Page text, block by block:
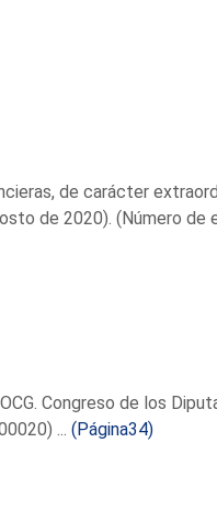
de carácter
de 2020). (Número de
Congreso de los
... (Página34)